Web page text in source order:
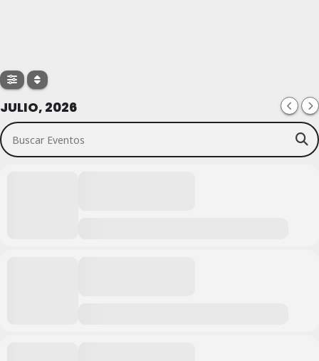
JULIO, 2026
Buscar Eventos